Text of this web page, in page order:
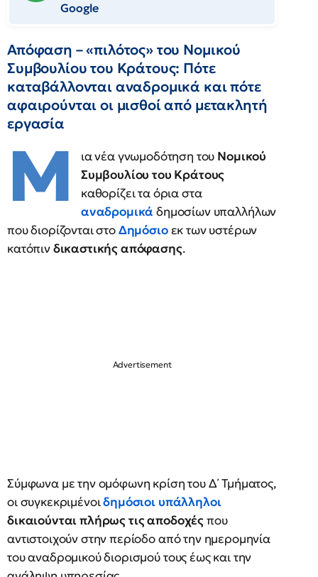
Google
Απόφαση – «πιλότος» του Νομικού
Συμβουλίου του Κράτους: Πότε
καταβάλλονται αναδρομικά και πότε
αφαιρούνται οι μισθοί από μετακλητή
εργασία
Μ ια νέα γνωμοδότηση του Νομικού
Συμβουλίου του Κράτους
καθορίζει τα όρια στα
αναδρομικά δημοσίων υπαλλήλων
που διορίζονται στοΔημόσιοεκ των υστέρων
κατόπινδικαστικής απόφασης.
Σύμφωνα με την ομόφωνη κρίση του Δ΄ Τμήματος,
οι συγκεκριμένοιδημόσιοι υπάλληλοι
δικαιούνται πλήρως τις αποδοχέςπου
αντιστοιχούν στην περίοδο από την ημερομηνία
του αναδρομικού διορισμού τους έως και την